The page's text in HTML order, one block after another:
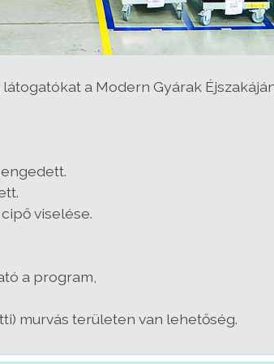
a Modern Gyárak
viselése.
a program,
murvás területen van lehetőség.